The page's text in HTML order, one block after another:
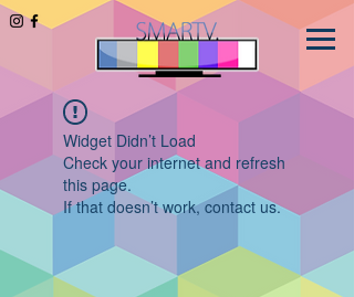
Widget Didn’t Load
Check your internet and refresh
this page.
If that doesn’t work, contact us.